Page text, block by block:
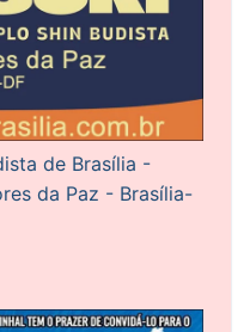
de Brasília -
da Paz - Brasília-